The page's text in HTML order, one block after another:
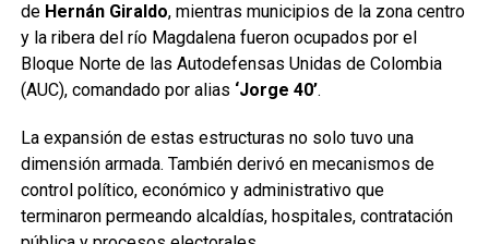
de Hernán Giraldo, mientras municipios de la zona centro
y la ribera del río Magdalena fueron ocupados por el
Bloque Norte de las Autodefensas Unidas de Colombia
(AUC), comandado por alias ‘Jorge 40’.
La expansión de estas estructuras no solo tuvo una
dimensión armada. También derivó en mecanismos de
control político, económico y administrativo que
terminaron permeando alcaldías, hospitales, contratación